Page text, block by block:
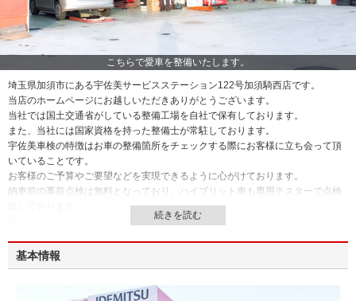
こちらで愛車を整備いたします。
埼玉県加須市にある宇佐美サービスステーション122号加須騎西店です。
当店のホームページにお越しいただきありがとうございます。
当社では国土交通省がしている整備工場を自社で保有しております。
また、当社には国家資格を持った整備士が常駐しております。
宇佐美車検の特徴はお車の整備箇所をチェックする際にお客様に立ち会って頂
いていることです。
お客様のご予算やご要望などを実現できるように心がけております。
納車前の事前点検は無料となっており、ハイブリット車も専用テスターで点検
整備保証付きなので安心してご予約頂けます。
基本情報